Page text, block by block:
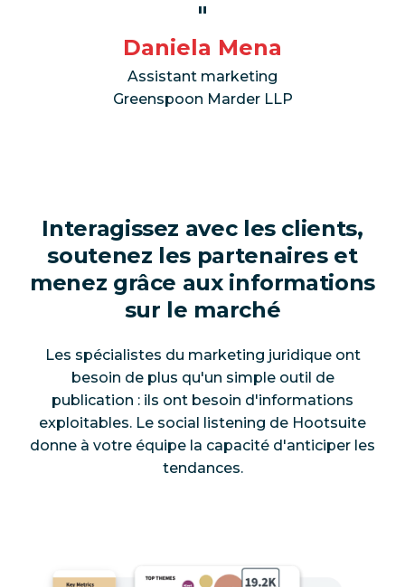
Daniela Mena
Assistant marketing
Greenspoon Marder LLP
Interagissez avec les clients,
soutenez les partenaires et
menez grâce aux informations
sur le marché
Les spécialistes du marketing juridique ont
besoin de plus qu'un simple outil de
publication : ils ont besoin d'informations
exploitables. Le social listening de Hootsuite
donne à votre équipe la capacité d'anticiper les
tendances.